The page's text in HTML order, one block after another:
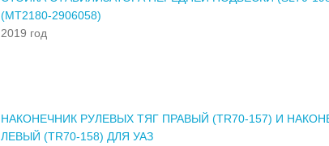
(МТ2180-2906058)
2019 год
НАКОНЕЧНИК РУЛЕВЫХ ТЯГ ПРАВЫЙ (TR70-157) И
ЛЕВЫЙ (TR70-158) ДЛЯ УАЗ